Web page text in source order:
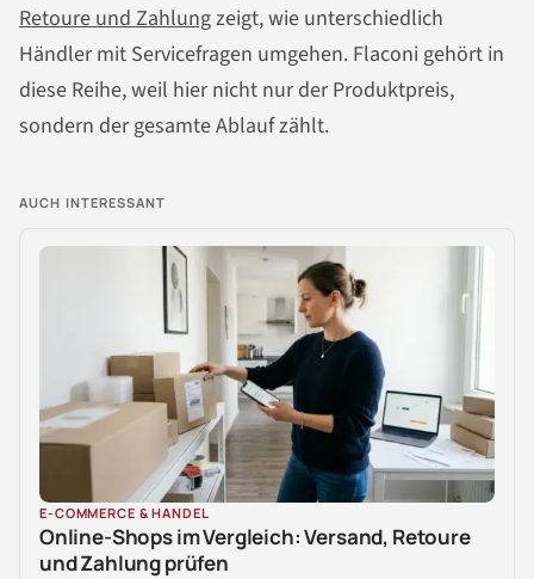
Retoure und Zahlungzeigt, wie unterschiedlich
Händler mit Servicefragen umgehen. Flaconi gehört in
diese Reihe, weil hier nicht nur der Produktpreis,
sondern der gesamte Ablauf zählt.
AUCH INTERESSANT
E-COMMERCE & HANDEL
Online-Shops im Vergleich: Versand, Retoure
und Zahlung prüfen